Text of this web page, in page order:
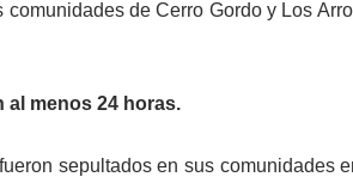
comunidades de Cerro Gordo y Los
al menos 24 horas.
sepultados en sus comunidades